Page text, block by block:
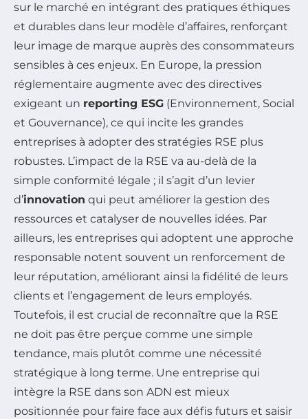
sur le marché en intégrant des pratiques éthiques
et durables dans leur modèle d’affaires, renforçant
leur image de marque auprès des consommateurs
sensibles à ces enjeux. En Europe, la pression
réglementaire augmente avec des directives
exigeant un reporting ESG (Environnement, Social
et Gouvernance), ce qui incite les grandes
entreprises à adopter des stratégies RSE plus
robustes. L’impact de la RSE va au-delà de la
simple conformité légale ; il s’agit d’un levier
d’innovation qui peut améliorer la gestion des
ressources et catalyser de nouvelles idées. Par
ailleurs, les entreprises qui adoptent une approche
responsable notent souvent un renforcement de
leur réputation, améliorant ainsi la fidélité de leurs
clients et l’engagement de leurs employés.
Toutefois, il est crucial de reconnaître que la RSE
ne doit pas être perçue comme une simple
tendance, mais plutôt comme une nécessité
stratégique à long terme. Une entreprise qui
intègre la RSE dans son ADN est mieux
positionnée pour faire face aux défis futurs et saisir